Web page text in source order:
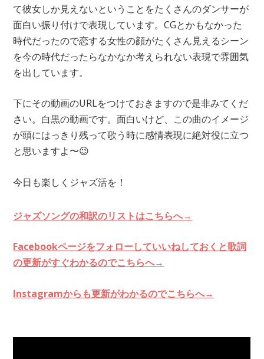
て彼女しか見えないということをたくさんのダンサーが
面白い振り付けで表現しています。CGとかもなかった
時代だったので恋する女性の顔がたくさん見えるシーン
を今の時代だったらなかなか考えられない表現で雰囲気
を出しています。
下にその動画のURLをつけておきますので是非みてくだ
さい。白黒の動画です。面白いけど、この曲のイメージ
が頭にはっきり残って歌う時に感情表現に絶対役に立つ
と思いますよ〜😉
今日も楽しくジャズ活を！
ジャズソングの和訳のリストはこちらへ→
Facebookページをフォローしていいねしておくと歌詞
の更新がすぐわかるのでこちらへ→
Instagramからも更新がわかるのでこちらへ→